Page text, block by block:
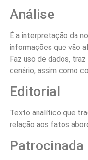
Análise
É a interpretação da
informações que vão
Faz uso de dados,
cenário, assim como
Editorial
Texto analítico que
relação aos fatos
Patrocinada